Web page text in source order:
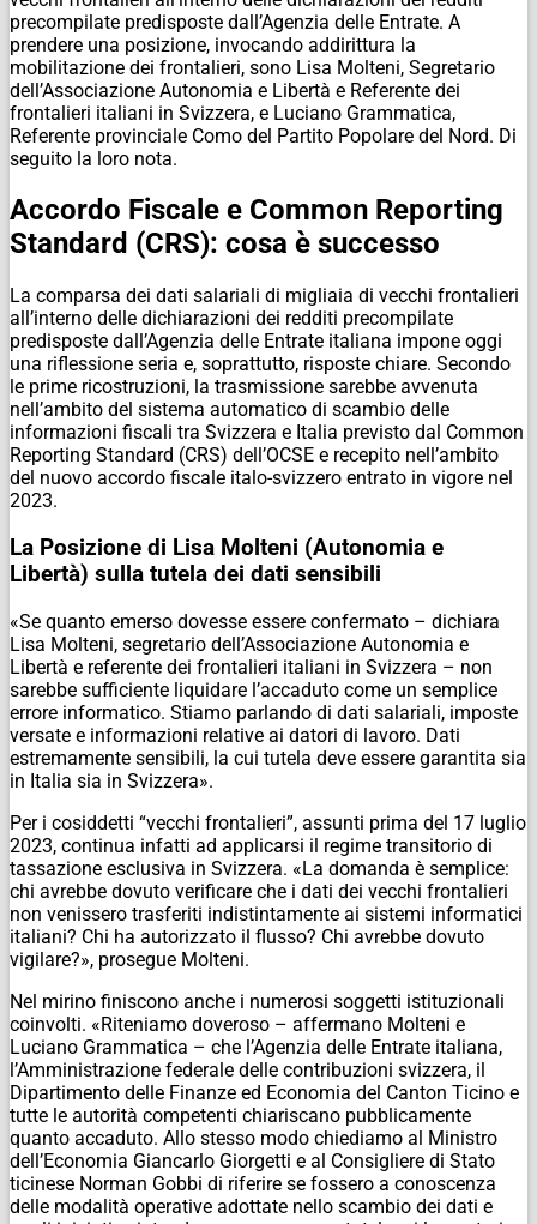
precompilate predisposte dall’Agenzia delle Entrate. A
prendere una posizione, invocando addirittura la
mobilitazione dei frontalieri, sono Lisa Molteni, Segretario
dell’Associazione Autonomia e Libertà e Referente dei
frontalieri italiani in Svizzera, e Luciano Grammatica,
Referente provinciale Como del Partito Popolare del Nord. Di
seguito la loro nota.
Accordo Fiscale e Common Reporting
Standard (CRS): cosa è successo
La comparsa dei dati salariali di migliaia di vecchi frontalieri
all’interno delle dichiarazioni dei redditi precompilate
predisposte dall’Agenzia delle Entrate italiana impone oggi
una riflessione seria e, soprattutto, risposte chiare. Secondo
le prime ricostruzioni, la trasmissione sarebbe avvenuta
nell’ambito del sistema automatico di scambio delle
informazioni fiscali tra Svizzera e Italia previsto dal Common
Reporting Standard (CRS) dell’OCSE e recepito nell’ambito
del nuovo accordo fiscale italo-svizzero entrato in vigore nel
2023.
La Posizione di Lisa Molteni (Autonomia e
Libertà) sulla tutela dei dati sensibili
«Se quanto emerso dovesse essere confermato – dichiara
Lisa Molteni, segretario dell’Associazione Autonomia e
Libertà e referente dei frontalieri italiani in Svizzera – non
sarebbe sufficiente liquidare l’accaduto come un semplice
errore informatico. Stiamo parlando di dati salariali, imposte
versate e informazioni relative ai datori di lavoro. Dati
estremamente sensibili, la cui tutela deve essere garantita sia
in Italia sia in Svizzera».
Per i cosiddetti “vecchi frontalieri”, assunti prima del 17 luglio
2023, continua infatti ad applicarsi il regime transitorio di
tassazione esclusiva in Svizzera. «La domanda è semplice:
chi avrebbe dovuto verificare che i dati dei vecchi frontalieri
non venissero trasferiti indistintamente ai sistemi informatici
italiani? Chi ha autorizzato il flusso? Chi avrebbe dovuto
vigilare?», prosegue Molteni.
Nel mirino finiscono anche i numerosi soggetti istituzionali
coinvolti. «Riteniamo doveroso – affermano Molteni e
Luciano Grammatica – che l’Agenzia delle Entrate italiana,
l’Amministrazione federale delle contribuzioni svizzera, il
Dipartimento delle Finanze ed Economia del Canton Ticino e
tutte le autorità competenti chiariscano pubblicamente
quanto accaduto. Allo stesso modo chiediamo al Ministro
dell’Economia Giancarlo Giorgetti e al Consigliere di Stato
ticinese Norman Gobbi di riferire se fossero a conoscenza
delle modalità operative adottate nello scambio dei dati e